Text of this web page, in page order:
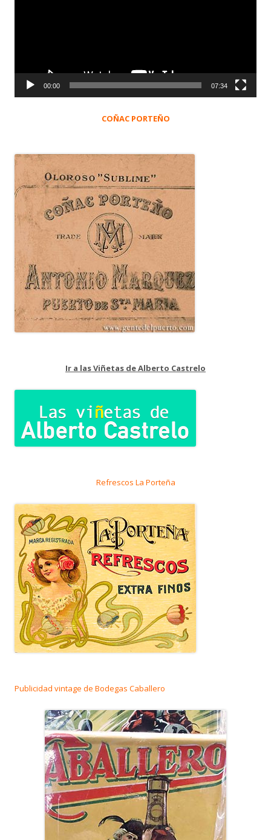
00:00 07:34
COÑAC PORTEÑO
Ir a las Viñetas de Alberto Castrelo
Refrescos La Porteña
Publicidad vintage de Bodegas Caballero